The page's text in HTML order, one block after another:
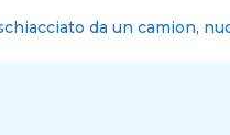
primo programma a 13 anni